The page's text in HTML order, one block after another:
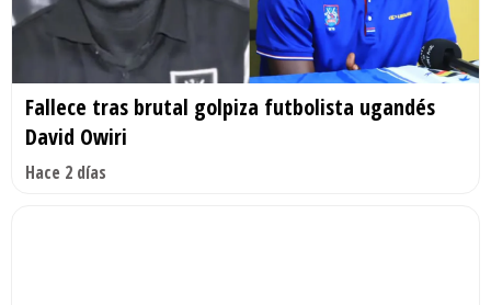
Fallece tras brutal golpiza futbolista ugandés
David Owiri
Hace 2 días